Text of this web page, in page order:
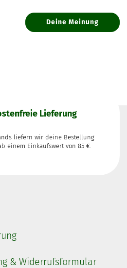
Deine Meinung
Lieferung
liefern wir deine Bestellung
einem Einkaufswert von 85 €.
& Widerrufsformular